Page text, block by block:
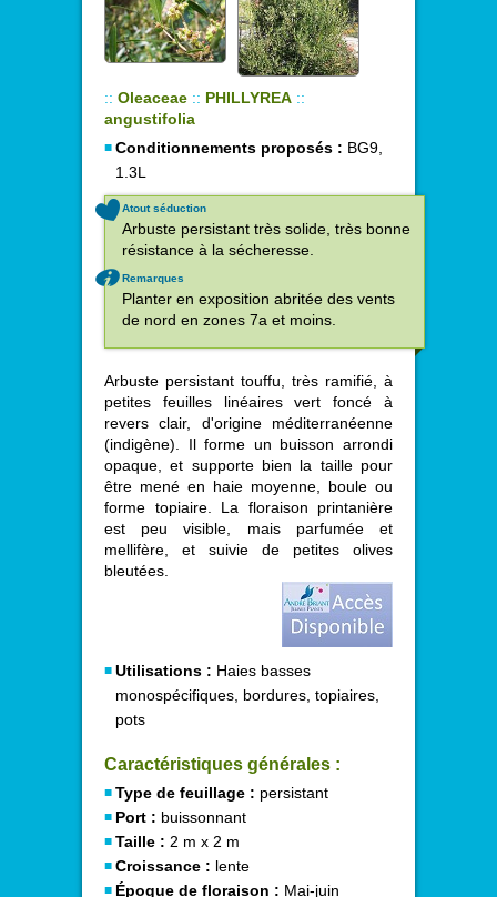
:: Oleaceae :: PHILLYREA ::
angustifolia
Conditionnements proposés : BG9,
1.3L
Atout séduction
Arbuste persistant très solide, très bonne
résistance à la sécheresse.
Remarques
Planter en exposition abritée des vents
de nord en zones 7a et moins.
Arbuste persistant touffu, très ramifié, à
petites feuilles linéaires vert foncé à
revers clair, d'origine méditerranéenne
(indigène). Il forme un buisson arrondi
opaque, et supporte bien la taille pour
être mené en haie moyenne, boule ou
forme topiaire. La floraison printanière
est peu visible, mais parfumée et
mellifère, et suivie de petites olives
bleutées.
Utilisations : Haies basses
monospécifiques, bordures, topiaires,
pots
Caractéristiques générales :
Type de feuillage : persistant
Port : buissonnant
Taille : 2 m x 2 m
Croissance : lente
Époque de floraison : Mai-juin